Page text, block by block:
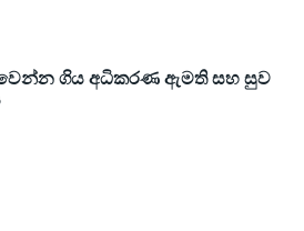
ගිය අධිකරණ ඇමති සහ සුව